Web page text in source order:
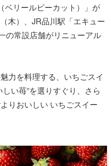
（ベリールビーカット）」が
木）、JR品川駅「エキュー
の常設店舗がリニューアル
力を料理する、いちごスイ
い苺”を選りすぐり、さら
りおいしい いちごスイー